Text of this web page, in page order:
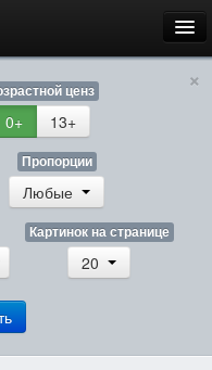
×
ценз
0+ 13+
Пропорции
Любые
Картинок на странице
20